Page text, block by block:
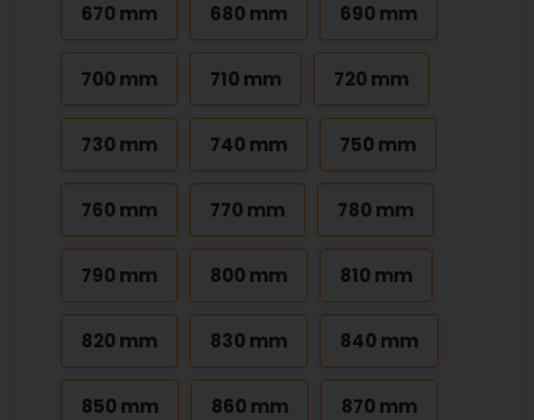
670 mm 680 mm 690 mm
700 mm 710 mm 720 mm
730 mm 740 mm 750 mm
760 mm 770 mm 780 mm
790 mm 800 mm 810 mm
820 mm 830 mm 840 mm
850 mm 860 mm 870 mm